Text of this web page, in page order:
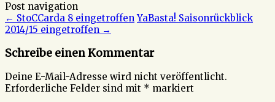
Post navigation
← StoCCarda 8 eingetroffen YaBasta! Saisonrückblick
2014/15 eingetroffen →
Schreibe einen Kommentar
Deine E-Mail-Adresse wird nicht veröffentlicht.
Erforderliche Felder sind mit * markiert